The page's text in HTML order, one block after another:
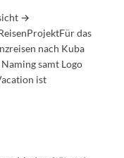
→
das
nach Kuba
samt Logo
ist